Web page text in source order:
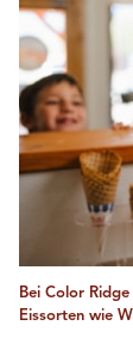
Bei Color
Eissorten wie